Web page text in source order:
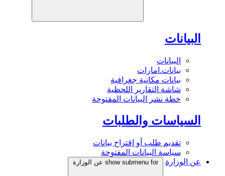
البيانات
البيانات
بيانات.امارات
بيانات مكانية جغرافية
شاشة التقارير اللحظية
خطة نشر البيانات المفتوحة
السياسات والطلبات
تقديم طلب أو اقتراح بيانات
سياسة البيانات المفتوحة
عن الوزارة
show submenu for عن الوزارة